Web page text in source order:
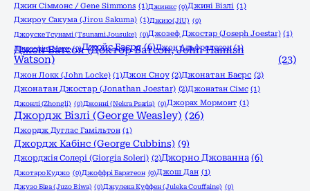
Джин Сіммонс / Gene Simmons (1)Джинкс (0)Джині Візлі (1)
Джироу Сакума (Jirou Sakuma) (1)Джию (JiU) (0)
Джоyске Тсунамі (Tsunami Jousuke) (0)Джозеф Джостар (Joseph Joestar) (1)
Джозефіна Марч (0)Джойс Баєрс (6)Джон Альфредссон (1)
Джон Ватсон (Доктор Ватсон, John Hamish
Watson)
(23)
Джон Локк (John Locke) (1)Джон Сноу (2)Джонатан Баєрс (2)
Джонатан Джостар (Jonathan Joestar) (2)Джонатан Сімс (1)
Джонлі (Zhongli) (0)Джонні (Nekra Psaria) (0)Джорах Мормонт (1)
Джордж Візлі (George Weasley) (26)
Джордж Дуглас Гамільтон (1)
Джордж Кабінс (George Cubbins) (9)
Джорджія Солері (Giorgia Soleri) (2)Джорно Джованна (6)
Джотаро Куджо (0)Джоффрі Баратеон (0)Джош Дан (1)
Джузо Біва (Juzo Biwa) (0)Джулека Куффен (Juleka Couffaine) (0)